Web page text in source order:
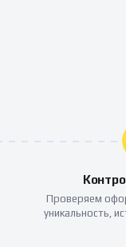
Проверяем
уникальность,